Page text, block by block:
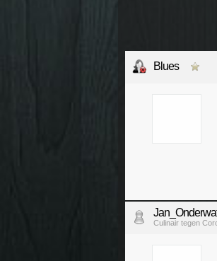
Blues
Culinair tegen